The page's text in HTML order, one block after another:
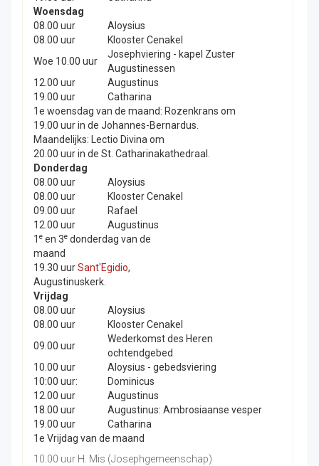
Woensdag
08.00 uur
Aloysius
08.00 uur
Klooster Cenakel
Woe 10.00 uur
Josephviering - kapel Zuster
Augustinessen
12.00 uur
Augustinus
19.00 uur
Catharina
1e woensdag van de maand: Rozenkrans om
19.00 uur in de Johannes-Bernardus.
Maandelijks: Lectio Divina om
20.00 uur in de St. Catharinakathedraal.
Donderdag
08.00 uur
Aloysius
08.00 uur
Klooster Cenakel
09.00 uur
Rafael
12.00 uur
Augustinus
1 e en 3e donderdag van de
maand
19.30 uurSant'Egidio,
Augustinuskerk.
Vrijdag
08.00 uur
Aloysius
08.00 uur
Klooster Cenakel
09.00 uur
Wederkomst des Heren
ochtendgebed
10.00 uur
Aloysius - gebedsviering
10:00 uur:
Dominicus
12.00 uur
Augustinus
18.00 uur
Augustinus: Ambrosiaanse vesper
19.00 uur
Catharina
1e Vrijdag van de maand
10.00 uur H. Mis (Josephgemeenschap)